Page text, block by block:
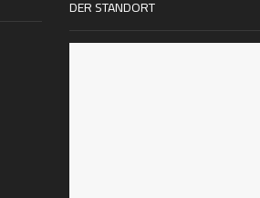
DER STANDORT